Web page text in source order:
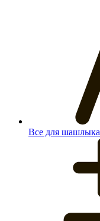
Все для шашлыка